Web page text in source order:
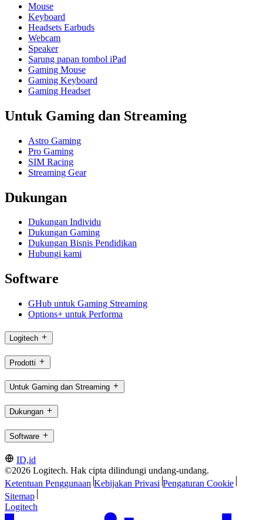
Mouse
Keyboard
Headsets Earbuds
Webcam
Speaker
Sarung papan tombol iPad
Gaming Mouse
Gaming Keyboard
Gaming Headset
Untuk Gaming dan Streaming
Astro Gaming
Pro Gaming
SIM Racing
Streaming Gear
Dukungan
Dukungan Individu
Dukungan Gaming
Dukungan Bisnis Pendidikan
Hubungi kami
Software
GHub untuk Gaming Streaming
Options+ untuk Performa
Logitech
Prodotti
Untuk Gaming dan Streaming
Dukungan
Software
ID,id
©2026 Logitech. Hak cipta dilindungi undang-undang.
Ketentuan Penggunaan Kebijakan Privasi Pengaturan Cookie
Sitemap
Logitech